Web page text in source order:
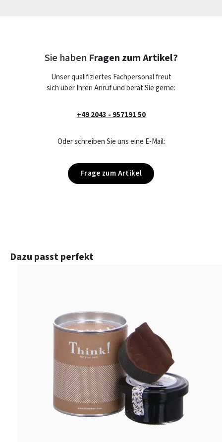
Sie haben Fragen zum Artikel?
Unser qualifiziertes Fachpersonal freut
sich über Ihren Anruf und berät Sie gerne:
+49 2043 - 957191 50
Oder schreiben Sie uns eine E-Mail:
Frage zum Artikel
Produktgalerie überspringen
Dazu passt perfekt